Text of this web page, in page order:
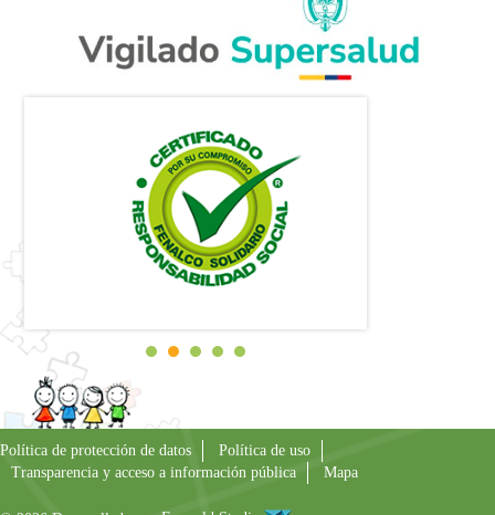
Política de protección de datos
Política de uso
Transparencia y acceso a información pública
Mapa